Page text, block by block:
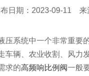
日期： 2023-09-11 来
系统中一个非常重要
车辆、农业收割、风力
求的高频响比例阀一般